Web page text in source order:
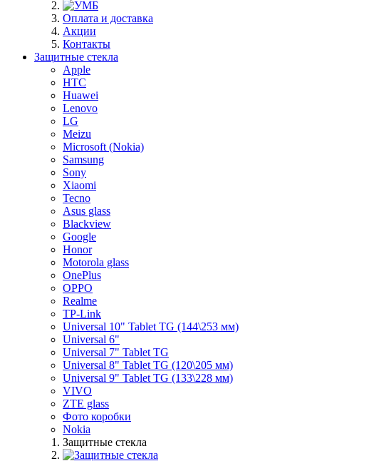
Оплата и доставка
Акции
Контакты
Защитные стекла
Apple
HTC
Huawei
Lenovo
LG
Meizu
Microsoft (Nokia)
Samsung
Sony
Xiaomi
Tecno
Asus glass
Blackview
Google
Honor
Motorola glass
OnePlus
OPPO
Realme
TP-Link
Universal 10" Tablet TG (144\253 мм)
Universal 6"
Universal 7" Tablet TG
Universal 8" Tablet TG (120\205 мм)
Universal 9" Tablet TG (133\228 мм)
VIVO
ZTE glass
Фото коробки
Nokia
Защитные стекла